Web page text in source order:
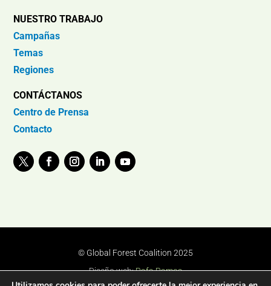
NUESTRO TRABAJO
Campañas
Temas
Regiones
CONTÁCTANOS
Centro de Prensa
Contacto
© Global Forest Coalition 2025
Diseño web:Rafa Ramos